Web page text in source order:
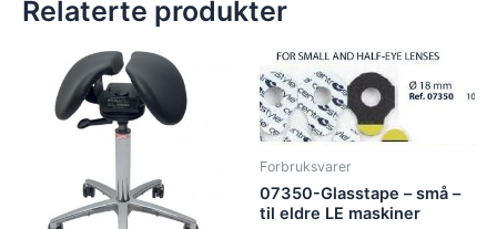
Relaterte produkter
Forbruksvarer
07350-Glasstape – små –
til eldre LE maskiner